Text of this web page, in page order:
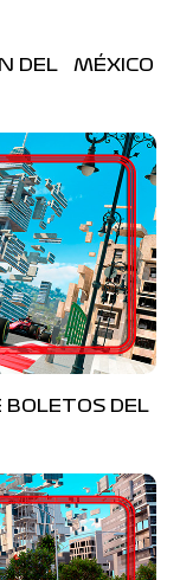
DEL MÉXICO
BOLETOS DEL